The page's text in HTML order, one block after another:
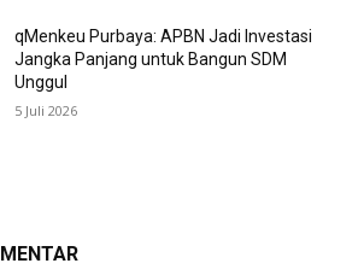
qMenkeu Purbaya: APBN Jadi Investasi
Jangka Panjang untuk Bangun SDM
Unggul
5 Juli 2026